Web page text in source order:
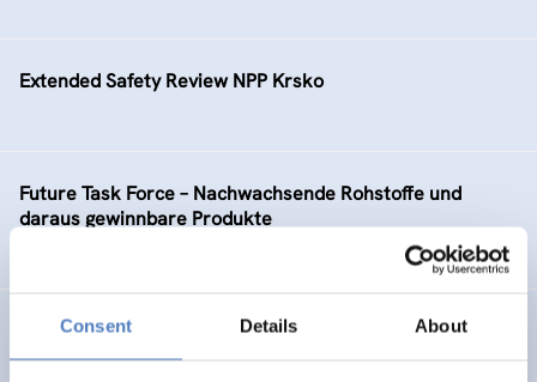
Consent Details About
Extended Safety Review NPP Krsko
Future Task Force – Nachwachsende Rohstoffe und
daraus gewinnbare Produkte
Telekommunikation – Information – Medien: TIM